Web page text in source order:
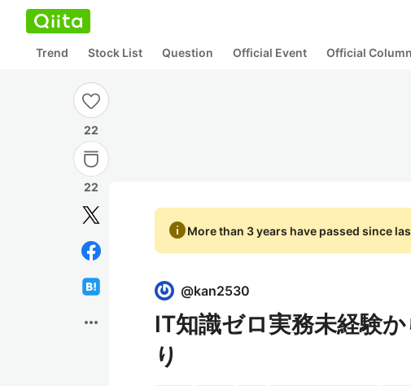
Trend Stock List Question Official Event Official Column
22
22
more_horiz
infoMore than 3 years have passed since
@kan2530
IT知識ゼロ実務未経験
り